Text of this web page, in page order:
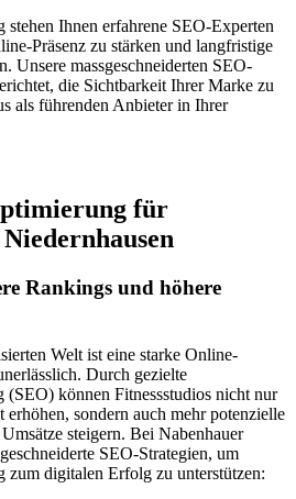
Ihnen erfahrene SEO-Experten
Präsenz zu stärken und langfristige
Unsere massgeschneiderten SEO-
die Sichtbarkeit Ihrer Marke zu
als führenden Anbieter in Ihrer
für
Rankings und höhere
Welt ist eine starke Online-
Durch gezielte
(SEO) können Fitnessstudios nicht nur
sondern auch mehr potenzielle
steigern. Bei Nabenhauer
SEO-Strategien, um
zum digitalen Erfolg zu unterstützen: